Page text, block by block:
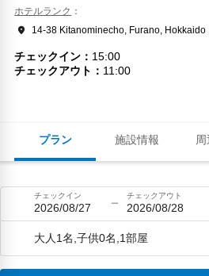
プラン 施設情報
ホテルランク
14-38 Kitanominecho, Furano, Hokkaido
チェックイン
15:00
チェックアウト
11:00
チェックイン
2026/08/27
チェックアウト
2026/08/28
大人1名,子供0名,1部屋